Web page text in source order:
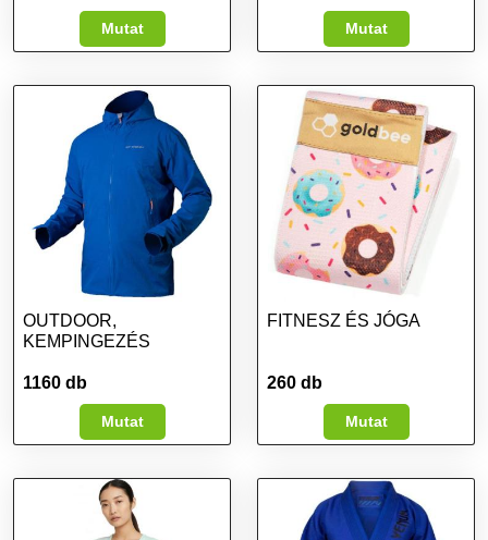
Mutat Mutat
OUTDOOR,
KEMPINGEZÉS
1160 db
Mutat
FITNESZ ÉS JÓGA
260 db
Mutat